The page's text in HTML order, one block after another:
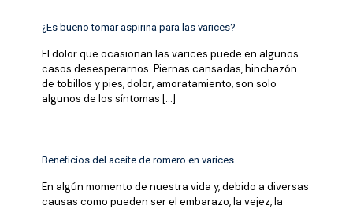
¿Es bueno tomar aspirina para las varices?
El dolor que ocasionan las varices puede en algunos
casos desesperarnos. Piernas cansadas, hinchazón
de tobillos y pies, dolor, amoratamiento, son solo
algunos de los síntomas […]
Beneficios del aceite de romero en varices
En algún momento de nuestra vida y, debido a diversas
causas como pueden ser el embarazo, la vejez, la